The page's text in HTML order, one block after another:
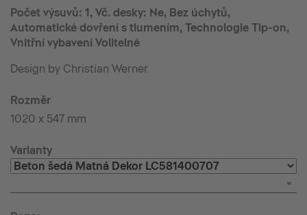
Počet výsuvů: 1, Vč. desky: Ne, Bez úchytů,
Automatické dovření s tlumením, Technologie Tip-on,
Vnitřní vybavení Volitelné
Design by Christian Werner
Rozměr
1020 x 547 mm
Varianty